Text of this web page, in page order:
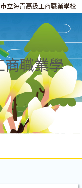
立海青高級工商職業學校
商職業學